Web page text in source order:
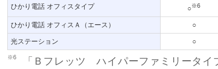
ひかり電話 オフィスタイプ ○※6
ひかり電話 オフィスＡ（エース） ○
光ステーション ○
※6
「Ｂフレッツ ハイパーファミリータイ